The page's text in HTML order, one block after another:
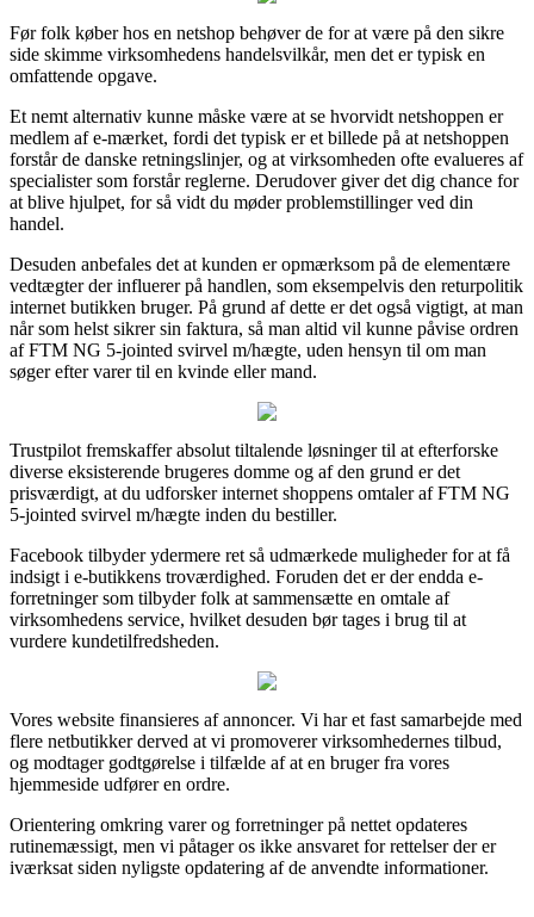
Før folk køber hos en netshop behøver de for at være på den sikre
side skimme virksomhedens handelsvilkår, men det er typisk en
omfattende opgave.
Et nemt alternativ kunne måske være at se hvorvidt netshoppen er
medlem af e-mærket, fordi det typisk er et billede på at netshoppen
forstår de danske retningslinjer, og at virksomheden ofte evalueres af
specialister som forstår reglerne. Derudover giver det dig chance for
at blive hjulpet, for så vidt du møder problemstillinger ved din
handel.
Desuden anbefales det at kunden er opmærksom på de elementære
vedtægter der influerer på handlen, som eksempelvis den returpolitik
internet butikken bruger. På grund af dette er det også vigtigt, at man
når som helst sikrer sin faktura, så man altid vil kunne påvise ordren
af FTM NG 5-jointed svirvel m/hægte, uden hensyn til om man
søger efter varer til en kvinde eller mand.
Trustpilot fremskaffer absolut tiltalende løsninger til at efterforske
diverse eksisterende brugeres domme og af den grund er det
prisværdigt, at du udforsker internet shoppens omtaler af FTM NG
5-jointed svirvel m/hægte inden du bestiller.
Facebook tilbyder ydermere ret så udmærkede muligheder for at få
indsigt i e-butikkens troværdighed. Foruden det er der endda e-
forretninger som tilbyder folk at sammensætte en omtale af
virksomhedens service, hvilket desuden bør tages i brug til at
vurdere kundetilfredsheden.
Vores website finansieres af annoncer. Vi har et fast samarbejde med
flere netbutikker derved at vi promoverer virksomhedernes tilbud,
og modtager godtgørelse i tilfælde af at en bruger fra vores
hjemmeside udfører en ordre.
Orientering omkring varer og forretninger på nettet opdateres
rutinemæssigt, men vi påtager os ikke ansvaret for rettelser der er
iværksat siden nyligste opdatering af de anvendte informationer.